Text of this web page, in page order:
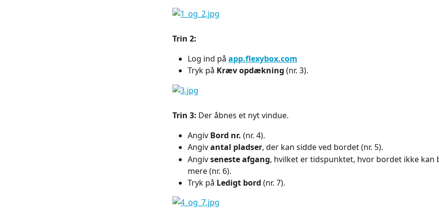
Trin 2:
Log ind på app.flexybox.com
Tryk på Kræv opdækning (nr. 3).
Trin 3: Der åbnes et nyt vindue.
Angiv Bord nr. (nr. 4).
Angiv antal pladser, der kan sidde ved bordet (nr. 5).
Angiv seneste afgang, hvilket er tidspunktet, hvor bordet ikke kan
mere (nr. 6).
Tryk på Ledigt bord (nr. 7).